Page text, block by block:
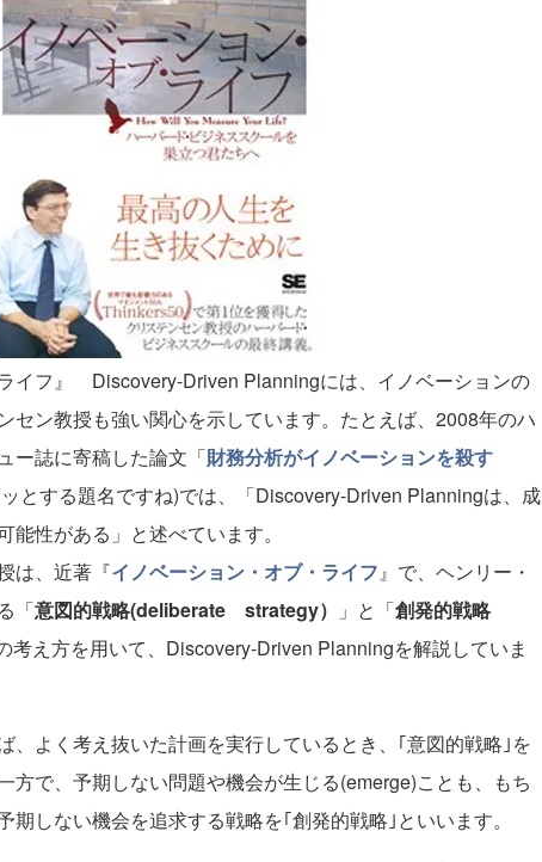
イフ』
Discovery-Driven Planningには、イノベーションの
セン教授も強い関心を示しています。たとえば、2008年のハ
ー誌に寄稿した論文「財務分析がイノベーションを殺す
ッとする題名ですね)では、「Discovery-Driven Planningは、成
性がある」と述べています。
は、近著『イノベーション・オブ・ライフ』で、ヘンリー・
「意図的戦略(deliberate strategy） 」と「創発的戦略
考え方を用いて、Discovery-Driven Planningを解説していま
、よく考え抜いた計画を実行しているとき、｢意図的戦略｣を
方で、予期しない問題や機会が生じる(emerge)ことも、もち
期しない機会を追求する戦略を｢創発的戦略｣といいます。